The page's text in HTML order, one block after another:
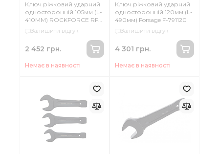
Ключ ріжковий ударний
односторонній 105мм (L-
410ММ) ROCKFORCE RF-
791105Залишити відгук
2 452 грн.
Немає в наявності
Ключ ріжковий ударний
односторонній 120мм (L-
490мм) Forsage F-791120
Залишити відгук
4 301 грн.
Немає в наявності